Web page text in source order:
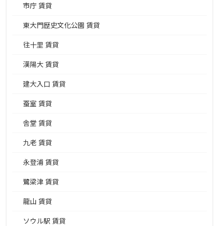
市庁 賃貸
東大門歴史文化公園 賃貸
往十里 賃貸
漢陽大 賃貸
建大入口 賃貸
蚕室 賃貸
舎堂 賃貸
九老 賃貸
永登浦 賃貸
鷺梁津 賃貸
龍山 賃貸
ソウル駅 賃貸